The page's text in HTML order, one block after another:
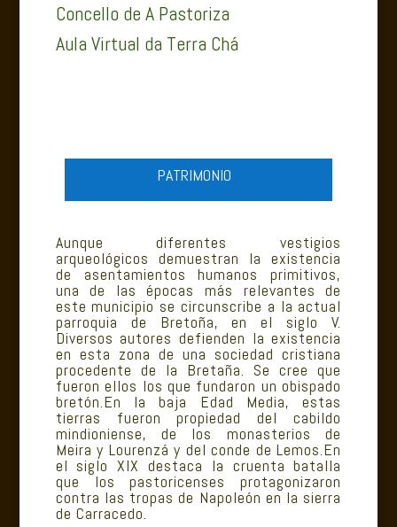
Concello de A Pastoriza
Aula Virtual da Terra Chá
PATRIMONIO
Aunque diferentes vestigios
arqueológicos demuestran la existencia
de asentamientos humanos primitivos,
una de las épocas más relevantes de
este municipio se circunscribe a la actual
parroquia de Bretoña, en el siglo V.
Diversos autores defienden la existencia
en esta zona de una sociedad cristiana
procedente de la Bretaña. Se cree que
fueron ellos los que fundaron un obispado
bretón.En la baja Edad Media, estas
tierras fueron propiedad del cabildo
mindioniense, de los monasterios de
Meira y Lourenzá y del conde de Lemos.En
el siglo XIX destaca la cruenta batalla
que los pastoricenses protagonizaron
contra las tropas de Napoleón en la sierra
de Carracedo.